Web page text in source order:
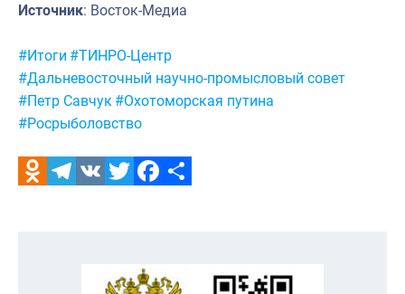
Источник: Восток-Медиа
Метки:
#Итоги #ТИНРО-Центр
#Дальневосточный научно-промысловый совет
#Петр Савчук #Охотоморская путина
#Росрыболовство